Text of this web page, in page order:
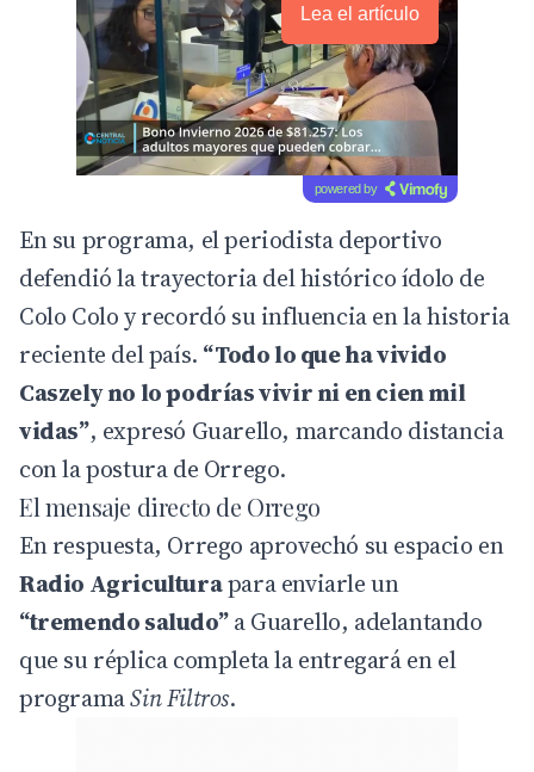
Lea el artículo
powered by
En su programa, el periodista deportivo
defendió la trayectoria del histórico ídolo de
Colo Colo y recordó su influencia en la historia
reciente del país. “Todo lo que ha vivido
Caszely no lo podrías vivir ni en cien mil
vidas”, expresó Guarello, marcando distancia
con la postura de Orrego.
El mensaje directo de Orrego
En respuesta, Orrego aprovechó su espacio en
Radio Agriculturapara enviarle un
“tremendo saludo”a Guarello, adelantando
que su réplica completa la entregará en el
programaSin Filtros.